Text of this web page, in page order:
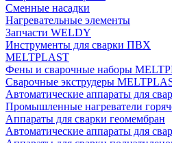
Сменные насадки
Нагревательные элементы
Запчасти WELDY
Инструменты для сварки ПВХ
MELTPLAST
Фены и сварочные наборы
Сварочные экструдеры
Автоматические аппараты для
Промышленные нагреватели
Аппараты для сварки геомембран
Автоматические аппараты для